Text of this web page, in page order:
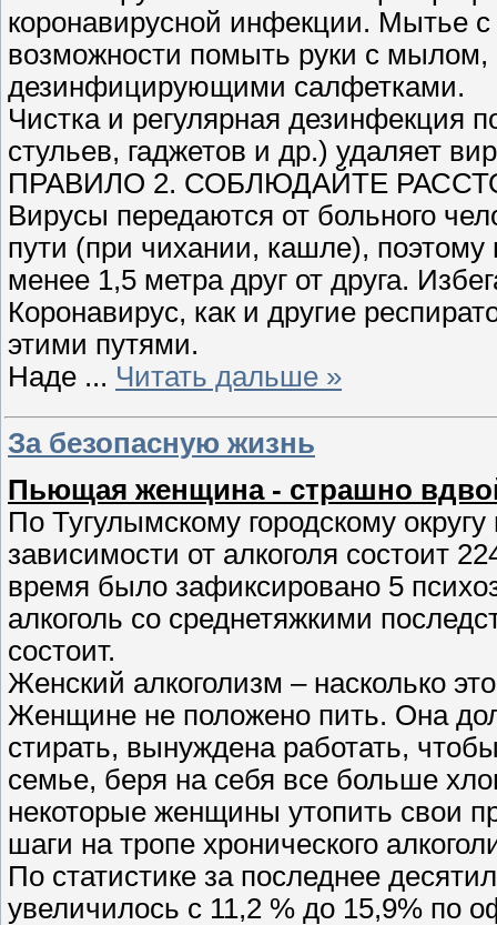
коронавирусной инфекции. Мытье
возможности помыть руки с
дезинфицирующими салфетками.
Чистка и регулярная дезинфекция
стульев, гаджетов и др.) удаляет
ПРАВИЛО 2. СОБЛЮДАЙТЕ
Вирусы передаются от больного
пути (при чихании, кашле),
менее 1,5 метра друг от друга.
Коронавирус, как и другие
этими путями.
Наде ... Читать дальше »
За безопасную жизнь
Пьющая женщина - страшно
По Тугулымскому городскому
зависимости от алкоголя состоит
время было зафиксировано 5
алкоголь со среднетяжкими
состоит.
Женский алкоголизм – насколько
Женщине не положено пить. Она
стирать, вынуждена работать,
семье, беря на себя все больше
некоторые женщины утопить свои
шаги на тропе хронического
По статистике за последнее
увеличилось с 11,2 % до 15,9%